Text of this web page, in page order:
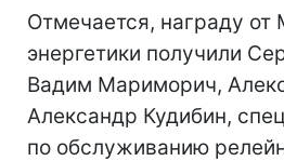
Отмечается, награду от
энергетики получили
Вадим Мариморич,
Александр Кудибин,
по обслуживанию